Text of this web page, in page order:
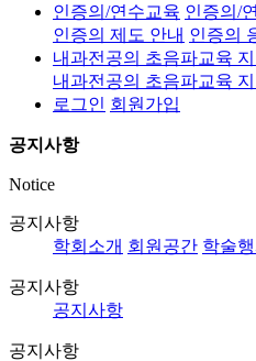
인증의/연수교육 인증의/
인증의 제도 안내 인증의
내과전공의 초음파교육
내과전공의 초음파교육
로그인 회원가입
공지사항
Notice
공지사항
학회소개 회원공간 학술
공지사항
공지사항
공지사항